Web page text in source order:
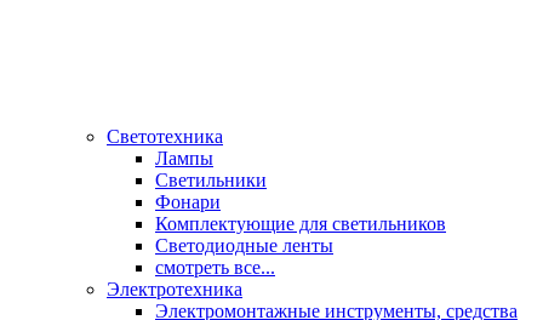
Светотехника
Лампы
Светильники
Фонари
Комплектующие для светильников
Светодиодные ленты
смотреть все...
Электротехника
Электромонтажные инструменты, средства